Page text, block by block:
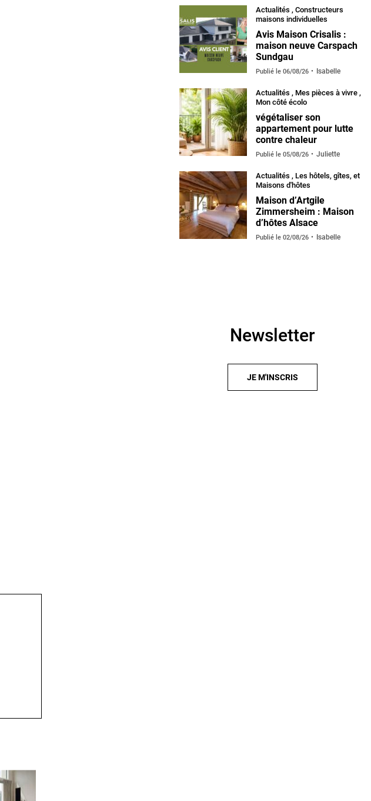
Actualités , Constructeurs
maisons individuelles
Avis Maison Crisalis :
maison neuve Carspach
Sundgau
Publié le 06/08/26 Isabelle
Actualités , Mes pièces à vivre ,
Mon côté écolo
végétaliser son
appartement pour lutte
contre chaleur
Publié le 05/08/26 Juliette
Actualités , Les hôtels, gîtes, et
Maisons d'hôtes
Maison d’Artgile
Zimmersheim : Maison
d’hôtes Alsace
Publié le 02/08/26 Isabelle
Newsletter
JE M'INSCRIS